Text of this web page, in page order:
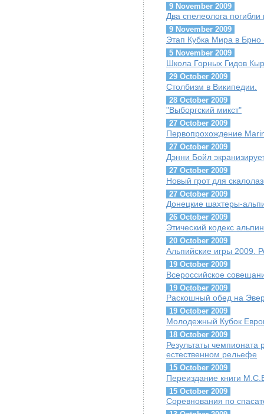
9 November 2009
Два спелеолога
9 November 2009
Этап Кубка Мира в Брно
5 November 2009
Школа Горных Гидов
29 October 2009
Столбизм в Википедии.
28 October 2009
"Выборгский микст"
27 October 2009
Первопрохождение
27 October 2009
Дэнни Бойл
27 October 2009
Новый грот для
27 October 2009
Донецкие шахтеры-
26 October 2009
Этический кодекс
20 October 2009
Альпийские игры 2009.
19 October 2009
Всероссийское
19 October 2009
Раскошный обед на
19 October 2009
Молодежный Кубок
18 October 2009
Результаты чемпионата
естественном рельефе
15 October 2009
Переиздание книги
15 October 2009
Соревнования по